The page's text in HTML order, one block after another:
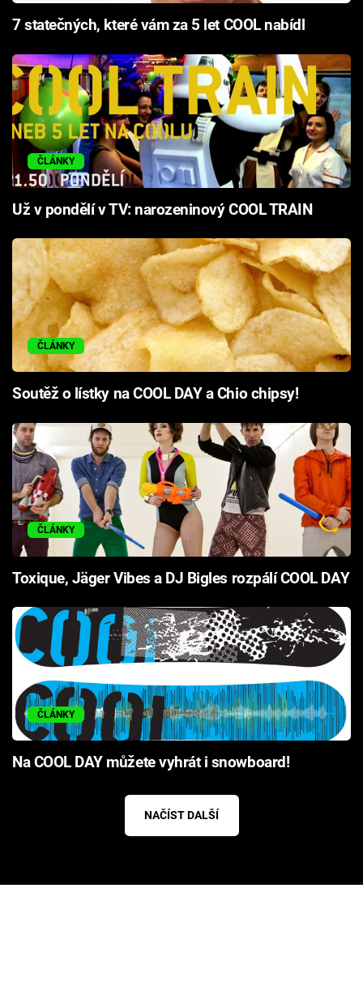
7 statečných, které vám za 5 let COOL nabídl
ČLÁNKY
Už v pondělí v TV: narozeninový COOL TRAIN
ČLÁNKY
Soutěž o lístky na COOL DAY a Chio chipsy!
ČLÁNKY
Toxique, Jäger Vibes a DJ Bigles rozpálí COOL DAY
ČLÁNKY
Na COOL DAY můžete vyhrát i snowboard!
NAČÍST DALŠÍ